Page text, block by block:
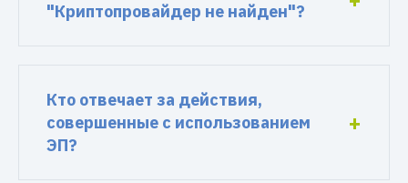
"Криптопровайдер не найден"?
Кто отвечает за действия,
совершенные с использованием
ЭП?